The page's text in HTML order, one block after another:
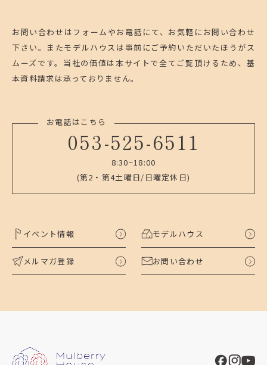
お問い合わせはフォームやお電話にて、お気軽にお問い合わせ
下さい。 またモデルハウスは事前にご予約いただいたほうがス
ムーズです。 当社の価値は本サイトで全てご覧頂けるため、基
本資料請求は承っておりません。
お電話はこちら
053-525-6511
8:30~18:00
(第2・第4土曜日/日曜定休日)
イベント情報 モデルハウス
メルマガ登録 お問い合わせ